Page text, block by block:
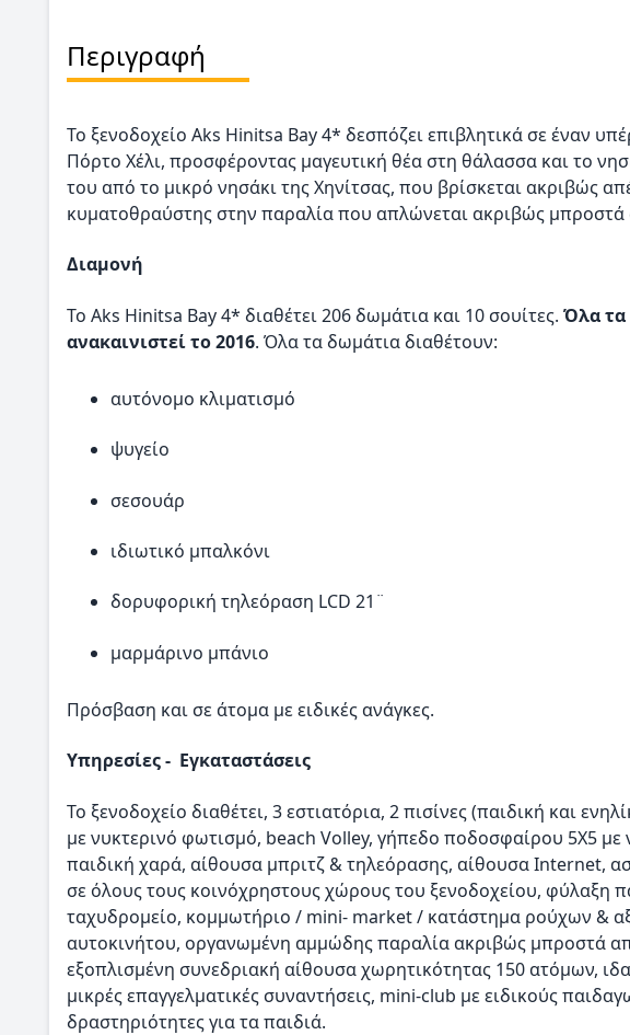
Περιγραφή
Το ξενοδοχείο Aks Hinitsa Bay 4* δεσπόζει επιβλητικά σε έναν
Πόρτο Χέλι, προσφέροντας μαγευτική θέα στη θάλασσα και το
του από το μικρό νησάκι της Χηνίτσας, που βρίσκεται ακριβώς
κυματοθραύστης στην παραλία που απλώνεται ακριβώς μπροστά
Διαμονή
Το Aks Hinitsa Bay 4* διαθέτει 206 δωμάτια και 10 σουίτες. Όλα τα
ανακαινιστεί το 2016. Όλα τα δωμάτια διαθέτουν:
αυτόνομο κλιματισμό
ψυγείο
σεσουάρ
ιδιωτικό μπαλκόνι
δορυφορική τηλεόραση LCD 21¨
μαρμάρινο μπάνιο
Πρόσβαση και σε άτομα με ειδικές ανάγκες.
Υπηρεσίες - Εγκαταστάσεις
Το ξενοδοχείο διαθέτει, 3 εστιατόρια, 2 πισίνες (παιδική και
με νυκτερινό φωτισμό, beach Volley, γήπεδο ποδοσφαίρου 5Χ5
παιδική χαρά, αίθουσα μπριτζ & τηλεόρασης, αίθουσα Internet,
σε όλους τους κοινόχρηστους χώρους του ξενοδοχείου, φύλαξη
ταχυδρομείο, κομμωτήριο / mini- market / κατάστημα ρούχων &
αυτοκινήτου, οργανωμένη αμμώδης παραλία ακριβώς μπροστά
εξοπλισμένη συνεδριακή αίθουσα χωρητικότητας 150 ατόμων,
μικρές επαγγελματικές συναντήσεις, mini-club με ειδικούς
δραστηριότητες για τα παιδιά.